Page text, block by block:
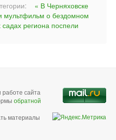
« В Черняховске
мультфильм о бездомном
региона поспели
сайта
обратной
материалы